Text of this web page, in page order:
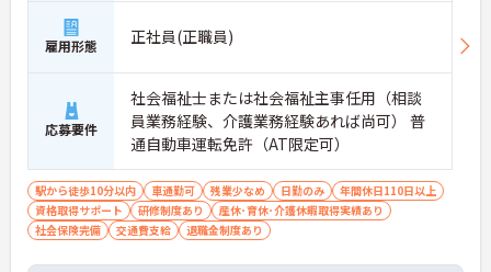
雇用形態 正社員(正職員)
応募要件
社会福祉士または社会福祉主事任用（相談
員業務経験、介護業務経験あれば尚可） 普
通自動車運転免許（AT限定可）
駅から徒歩10分以内 車通勤可 残業少なめ 日勤のみ
年間休日110日以上
資格取得サポート
研修制度あり
産休･育休･介護休暇取得実績あり
社会保険完備
交通費支給 退職金制度あり